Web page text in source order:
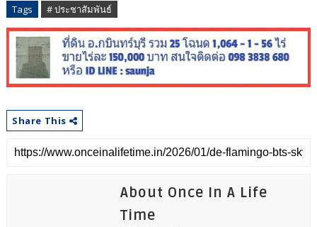
Tags # ประชาสัมพันธ์
Share This
About Once In A Life
Time